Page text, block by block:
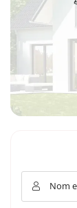
 Nom